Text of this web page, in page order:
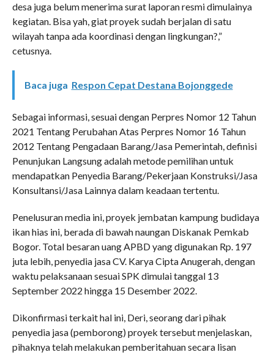
desa juga belum menerima surat laporan resmi dimulainya
kegiatan. Bisa yah, giat proyek sudah berjalan di satu
wilayah tanpa ada koordinasi dengan lingkungan?,”
cetusnya.
Baca juga Respon Cepat Destana Bojonggede
Sebagai informasi, sesuai dengan Perpres Nomor 12 Tahun
2021 Tentang Perubahan Atas Perpres Nomor 16 Tahun
2012 Tentang Pengadaan Barang/Jasa Pemerintah, definisi
Penunjukan Langsung adalah metode pemilihan untuk
mendapatkan Penyedia Barang/Pekerjaan Konstruksi/Jasa
Konsultansi/Jasa Lainnya dalam keadaan tertentu.
Penelusuran media ini, proyek jembatan kampung budidaya
ikan hias ini, berada di bawah naungan Diskanak Pemkab
Bogor. Total besaran uang APBD yang digunakan Rp. 197
juta lebih, penyedia jasa CV. Karya Cipta Anugerah, dengan
waktu pelaksanaan sesuai SPK dimulai tanggal 13
September 2022 hingga 15 Desember 2022.
Dikonfirmasi terkait hal ini, Deri, seorang dari pihak
penyedia jasa (pemborong) proyek tersebut menjelaskan,
pihaknya telah melakukan pemberitahuan secara lisan